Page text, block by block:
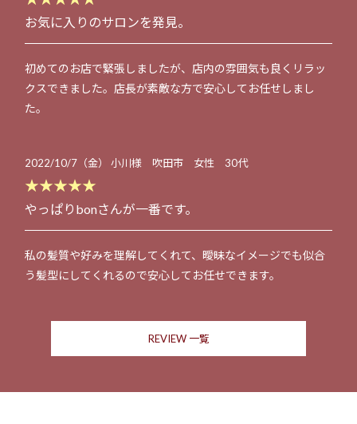
お気に入りのサロンを発見。
初めてのお店で緊張しましたが、店内の雰囲気も良くリラッ
クスできました。店長が素敵な方で安心してお任せしまし
た。
2022/10/7（金） 小川様 吹田市 女性 30代
★★★★★
やっぱりbonさんが一番です。
私の髪質や好みを理解してくれて、曖昧なイメージでも似合
う髪型にしてくれるので安心してお任せできます。
REVIEW 一覧